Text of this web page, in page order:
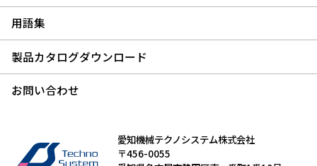
用語集
製品カタログダウンロード
お問い合わせ
愛知機械テクノシステム株式会社
〒456-0055